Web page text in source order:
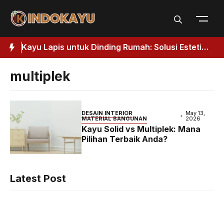
Kayu Lapis untuk Dinding Rumah: Solusi Estetik
& Fungsional
multiplek
DESAIN INTERIOR
MATERIAL BANGUNAN
May 13,
2026
Kayu Solid vs Multiplek: Mana
Pilihan Terbaik Anda?
Latest Post